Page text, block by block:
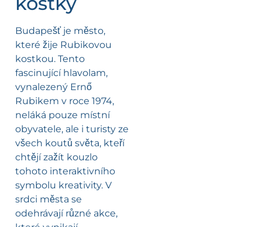
Budapešť je město,
které žije Rubikovou
kostkou. Tento
fascinující hlavolam,
vynalezený Ernő
Rubikem v roce 1974,
neláká pouze místní
obyvatele, ale i turisty ze
všech koutů světa, kteří
chtějí zažít kouzlo
tohoto interaktivního
symbolu kreativity. V
srdci města se
odehrávají různé akce,